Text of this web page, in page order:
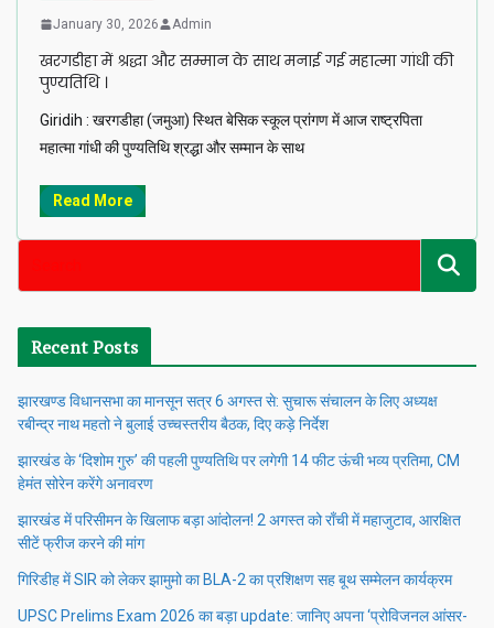
January 30, 2026 Admin
खरगडीहा में श्रद्धा और सम्मान के साथ मनाई गई महात्मा गांधी की
पुण्यतिथि ।
Giridih : खरगडीहा (जमुआ) स्थित बेसिक स्कूल प्रांगण में आज राष्ट्रपिता
महात्मा गांधी की पुण्यतिथि श्रद्धा और सम्मान के साथ
Read More
Recent Posts
झारखण्ड विधानसभा का मानसून सत्र 6 अगस्त से: सुचारू संचालन के लिए अध्यक्ष
रबीन्द्र नाथ महतो ने बुलाई उच्चस्तरीय बैठक, दिए कड़े निर्देश
झारखंड के ‘दिशोम गुरु’ की पहली पुण्यतिथि पर लगेगी 14 फीट ऊंची भव्य प्रतिमा, CM
हेमंत सोरेन करेंगे अनावरण
झारखंड में परिसीमन के खिलाफ बड़ा आंदोलन! 2 अगस्त को राँची में महाजुटाव, आरक्षित
सीटें फ्रीज करने की मांग
गिरिडीह में SIR को लेकर झामुमो का BLA-2 का प्रशिक्षण सह बूथ सम्मेलन कार्यक्रम
UPSC Prelims Exam 2026 का बड़ा update: जानिए अपना ‘प्रोविजनल आंसर-